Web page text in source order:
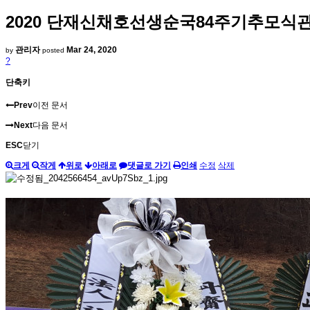
2020 단재신채호선생순국84주기추모식
by 관리자 posted Mar 24, 2020
?
단축키
Prev이전 문서
Next다음 문서
ESC닫기
크게 작게 위로 아래로 댓글로 가기 인쇄 수정 삭제